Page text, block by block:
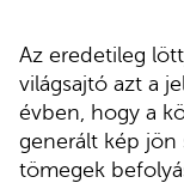
Az eredetileg
világsajtó azt a
évben, hogy a
generált kép jön
tömegek